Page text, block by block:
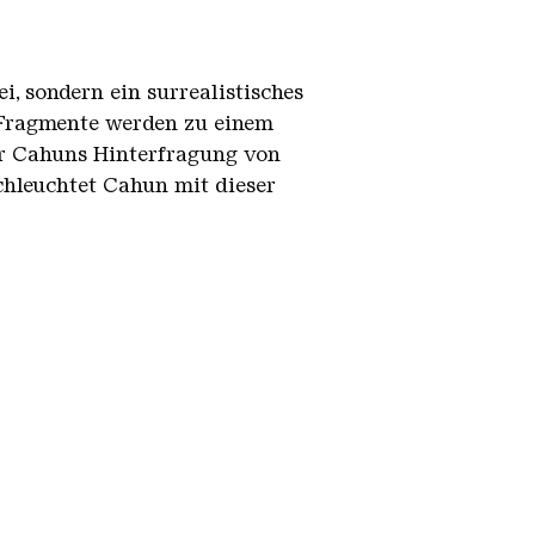
sondern ein surrealistisches
werden zu einem
Cahuns Hinterfragung von
Cahun mit dieser